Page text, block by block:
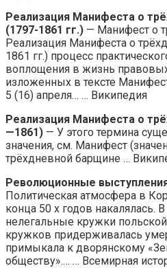
Реализация Манифеста о
(1797-1861 гг.) — Манифест о
Реализация Манифеста о
1861 гг.) процесс
воплощения в жизнь
изложенных в тексте
5 (16) апреля… … Википедия
Реализация Манифеста о
—1861) — У этого термина
значения, см. Манифест
трёхдневной барщине …
Революционные
Политическая атмосфера в
конца 50 х годов накалялась.
нелегальные кружки
кружков придерживалась
примыкала к дворянскому
обществу».… … Всемирная